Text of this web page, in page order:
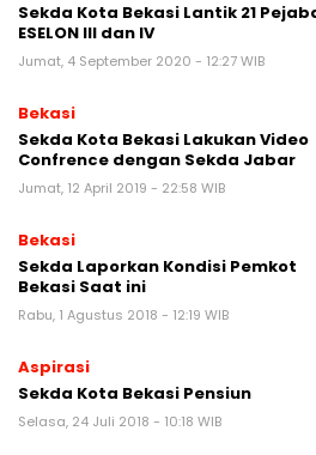
Sekda Kota Bekasi Lantik 21
ESELON III dan IV
Jumat, 4 September 2020 - 12:27 WIB
Bekasi
Sekda Kota Bekasi Lakukan Video
Confrence dengan Sekda Jabar
Jumat, 12 April 2019 - 22:58 WIB
Bekasi
Sekda Laporkan Kondisi Pemkot
Bekasi Saat ini
Rabu, 1 Agustus 2018 - 12:19 WIB
Aspirasi
Sekda Kota Bekasi Pensiun
Selasa, 24 Juli 2018 - 10:18 WIB